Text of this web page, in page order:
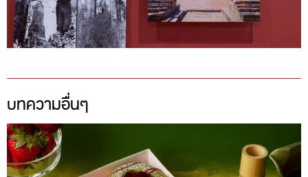
บทความอื่นๆ